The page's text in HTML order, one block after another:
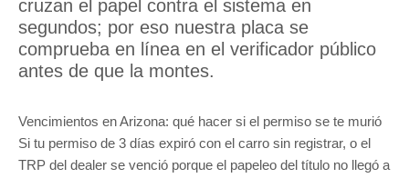
cruzan el papel contra el sistema en
segundos; por eso nuestra placa se
comprueba en línea en el verificador público
antes de que la montes.
Vencimientos en Arizona: qué hacer si el permiso se te murió
Si tu permiso de 3 días expiró con el carro sin registrar, o el
TRP del dealer se venció porque el papeleo del título no llegó a